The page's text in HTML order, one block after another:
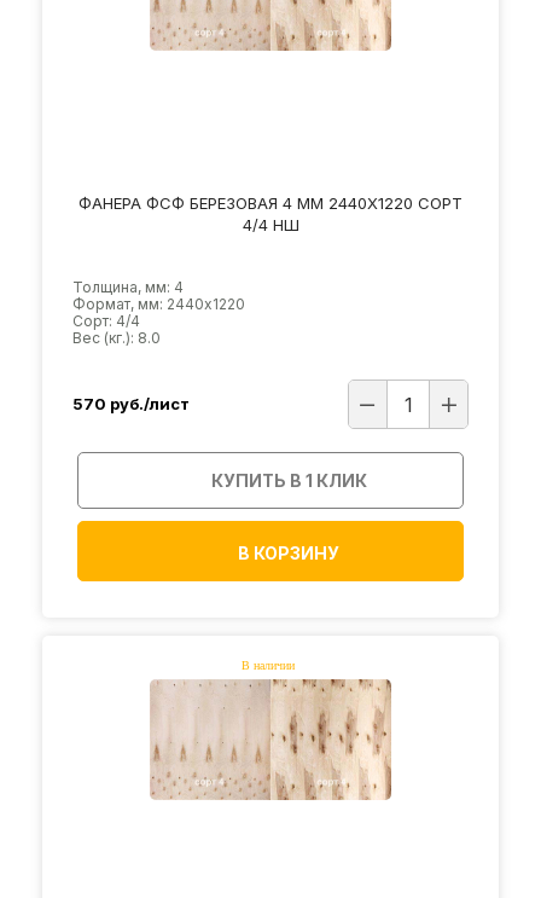
ФАНЕРА ФСФ БЕРЕЗОВАЯ 4 ММ 2440Х1220 СОРТ
4/4 НШ
Толщина, мм: 4
Формат, мм: 2440х1220
Сорт: 4/4
Вес (кг.): 8.0
570 руб./лист
КУПИТЬ В 1 КЛИК
В КОРЗИНУ